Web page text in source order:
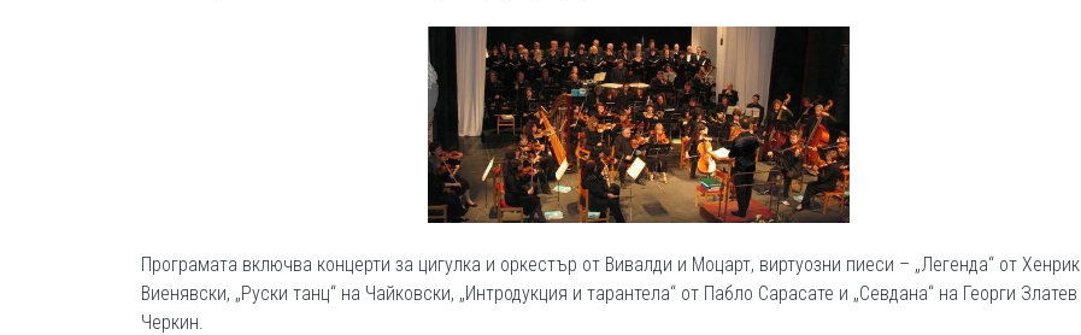
Програмата включва концерти за цигулка и оркестър от Вивалди и Моцарт, виртуозни пиеси – „Легенда“ от Хенрик
Виенявски, „Руски танц“ на Чайковски, „Интродукция и тарантела“ от Пабло Сарасате и „Севдана“ на Георги Златев
Черкин.